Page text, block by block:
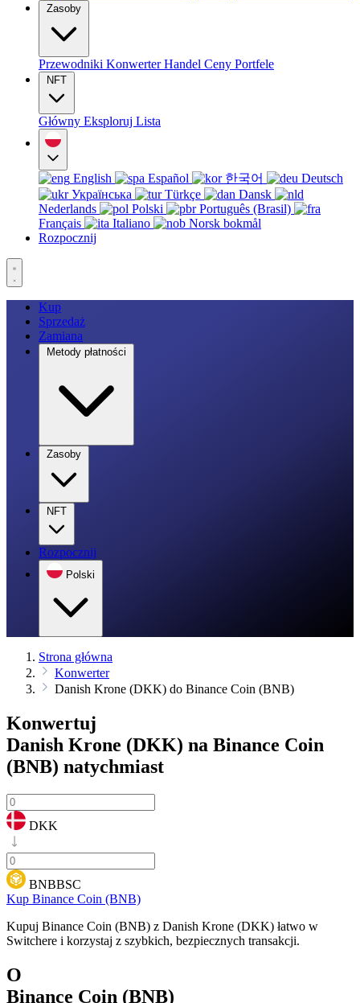
Zasoby
Przewodniki KonwerterHandel Ceny Portfele
NFT
Główny Eksploruj Lista
English Español 한국어
Deutsch
Українська
Türkçe
Dansk
Nederlands
Polski
Português (Brasil)
Français
Italiano
Norsk bokmål
Rozpocznij
Kup
Sprzedaż
Zamiana
Metody płatności
Zasoby
NFT
Rozpocznij
Polski
Strona główna
Konwerter
Danish Krone (DKK) do Binance Coin (BNB)
Konwertuj
Danish Krone (DKK) na Binance Coin
(BNB) natychmiast
DKK
BNBBSC
Kup Binance Coin (BNB)
Kupuj Binance Coin (BNB) z Danish Krone (DKK) łatwo w
Switchere i korzystaj z szybkich, bezpiecznych transakcji.
O
Binance Coin (BNB)